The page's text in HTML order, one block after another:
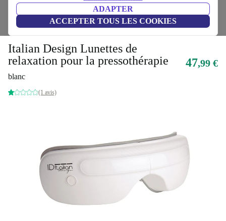
ADAPTER
ACCEPTER TOUS LES COOKIES
Santé & Beauté Soins du corps
Directement du fabricant original
Italian Design Lunettes de
relaxation pour la pressothérapie
blanc
(1 avis)
47,99 €